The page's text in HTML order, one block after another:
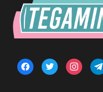
facebooktwitter instagram